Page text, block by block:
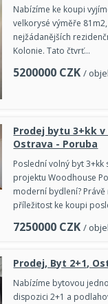
Nabízíme ke koupi
velkorysé výměře
nejžádanějších
Kolonie. Tato čtvrť…
5200000 CZK /
Prodej bytu 3+kk
Ostrava - Poruba
Poslední volný byt 3+kk
projektu Woodhouse
moderní bydlení?
příležitost ke koupi
7250000 CZK /
Prodej, Byt 2+1,
Nabízíme bytovou
dispozici 2+1 a